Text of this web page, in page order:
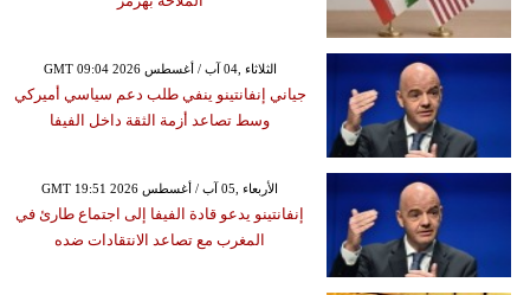
GMT 09:04 2026 الثلاثاء ,04 آب / أغسطس
جياني إنفانتينو ينفي طلب دعم سياسي أميركي
وسط تصاعد أزمة الثقة داخل الفيفا
GMT 19:51 2026 الأربعاء ,05 آب / أغسطس
إنفانتينو يدعو قادة الفيفا إلى اجتماع طارئ في
المغرب مع تصاعد الانتقادات ضده